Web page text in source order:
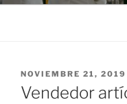
PUBLICADO
EL
NOVIEMBRE 21, 2019
Vendedor